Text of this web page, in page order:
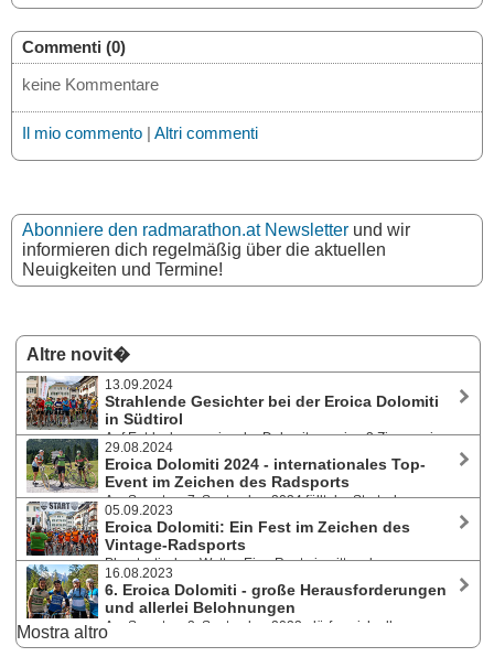
Altre novit�
13.09.2024
Strahlende Gesichter bei der Eroica Dolomiti
in Südtirol
Auf Entdeckungsreise der Dolomitenregion 3 Zinnen ging
es am 7. September 2024 für 350 Radsportler:innen aus 22
verschiedenen Nationen im Sattel ihrer Vintage-Fahrräder. Schönes
Herbstwetter und Südtiroler Spezialitäten sorgten bei der 7. Ausgabe
der Retro-Rundfahrt einmal mehr für ein einzigartiges Flair.
29.08.2024
Eroica Dolomiti 2024 - internationales Top-
Event im Zeichen des Radsports
Am Samstag, 7. September 2024 fällt der Startschuss zur
7. Ausgabe der Vintage Rundfahrt mit neuerlich Start und Ziel in
Innichen, von wo Radsportbegeisterte aus allen Teilen der Welt die
Dolomitenregion 3 Zinnen erkunden können. Das Rahmenprogramm
des Events kann sich ebenfalls sehen lassen.
05.09.2023
Eroica Dolomiti: Ein Fest im Zeichen des
Vintage-Radsports
Phantastisches Wetter. Eine Route inmitten der
atemberaubenden Bergwelt der Dolomitenregion 3 Zinnen. Fünf
Verpflegungspunkte mit zahlreichen Spezialitäten aus Südtirol. Bestens
gelaunte TeilnehmerInnen aus 20 verschiedenen Nationen bei der
sechsten Ausgabe am Samstag, 2. September 2023.
16.08.2023
6. Eroica Dolomiti - große Herausforderungen
und allerlei Belohnungen
Am Samstag, 2. September 2023, dürfen sich alle
Teilnehmenden beim Vintage-Radsportevent in der Dolomitenregion 3
Mostra altro
Commenti (0)
keine Kommentare
Il mio commento | Altri commenti
Abonniere den radmarathon.at Newsletter und wir
informieren dich regelmäßig über die aktuellen
Neuigkeiten und Termine!